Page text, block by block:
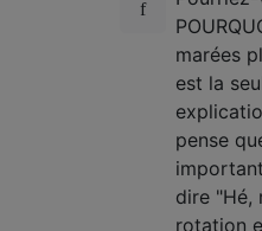
marées
est la
pense
dire "Hé,
rotation